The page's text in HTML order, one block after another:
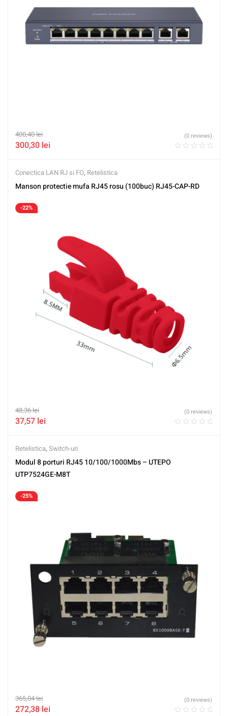
400,40lei
300,30 lei
(0 reviews)
Conectica LAN RJ si FO, Retelistica
Manson protectie mufa RJ45 rosu (100buc) RJ45-CAP-RD
-22%
48,36lei
37,57 lei
(0 reviews)
Retelistica, Switch-uri
Modul 8 porturi RJ45 10/100/1000Mbs – UTEPO
UTP7524GE-M8T
-25%
365,04lei
272,38 lei
(0 reviews)